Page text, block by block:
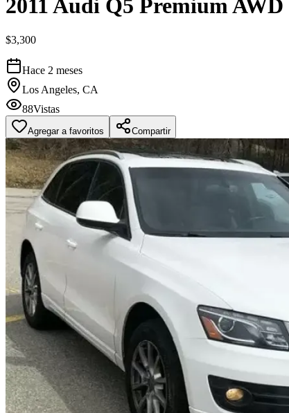
2011 Audi Q5 Premium AWD
$3,300
Hace 2 meses
Los Angeles, CA
88Vistas
Agregar a favoritos Compartir